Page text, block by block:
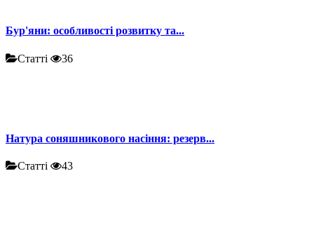
Бур'яни: особливості розвитку та...
Статті 36
Натура соняшникового насіння: резерв...
Статті 43